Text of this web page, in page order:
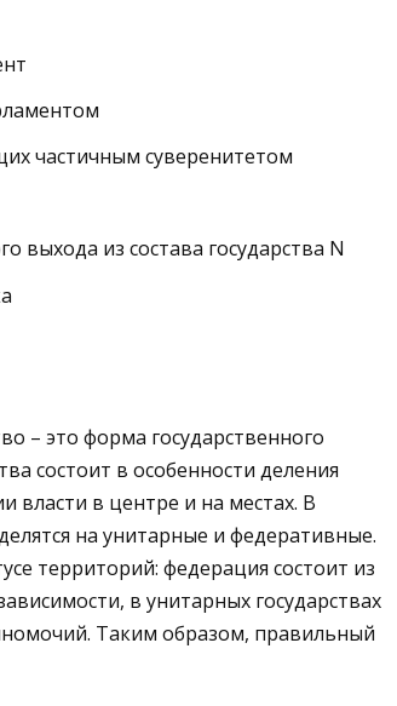
частичным суверенитетом
выхода из состава государства N
– это форма государственного
состоит в особенности деления
власти в центре и на местах. В
на унитарные и федеративные.
территорий: федерация состоит из
в унитарных государствах
Таким образом, правильный